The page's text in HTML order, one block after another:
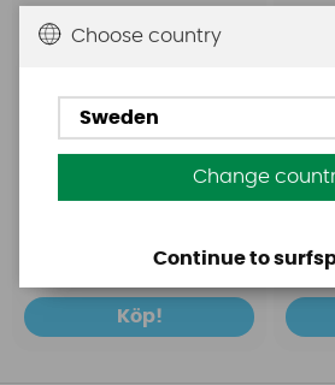
Köp!
Choose country
Sweden
Change
Continue to